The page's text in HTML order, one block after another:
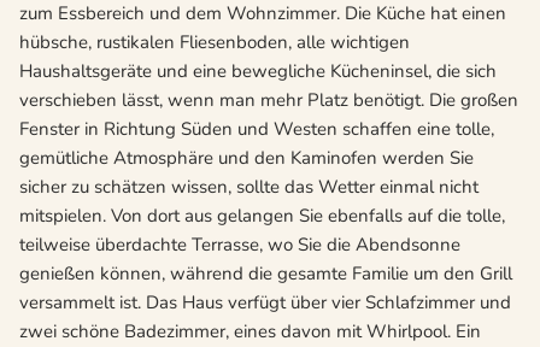
zum Essbereich und dem Wohnzimmer. Die Küche hat einen
hübsche, rustikalen Fliesenboden, alle wichtigen
Haushaltsgeräte und eine bewegliche Kücheninsel, die sich
verschieben lässt, wenn man mehr Platz benötigt. Die großen
Fenster in Richtung Süden und Westen schaffen eine tolle,
gemütliche Atmosphäre und den Kaminofen werden Sie
sicher zu schätzen wissen, sollte das Wetter einmal nicht
mitspielen. Von dort aus gelangen Sie ebenfalls auf die tolle,
teilweise überdachte Terrasse, wo Sie die Abendsonne
genießen können, während die gesamte Familie um den Grill
versammelt ist. Das Haus verfügt über vier Schlafzimmer und
zwei schöne Badezimmer, eines davon mit Whirlpool. Ein